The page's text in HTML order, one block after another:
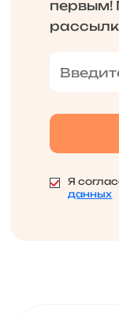
первым!
Я
данных